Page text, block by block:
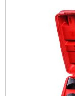
Диаметр силового
Размер
Размер шайбы:
54,5-
38/22